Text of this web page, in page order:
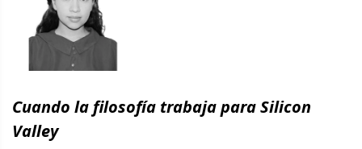
Cuando la filosofía trabaja para Silicon
Valley